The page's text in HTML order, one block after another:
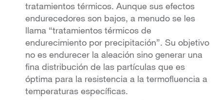
tratamientos térmicos. Aunque sus efectos
endurecedores son bajos, a menudo se les
llama “tratamientos térmicos de
endurecimiento por precipitación”. Su objetivo
no es endurecer la aleación sino generar una
fina distribución de las partículas que es
óptima para la resistencia a la termofluencia a
temperaturas específicas.